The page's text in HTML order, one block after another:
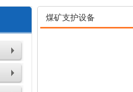
煤矿支护设备